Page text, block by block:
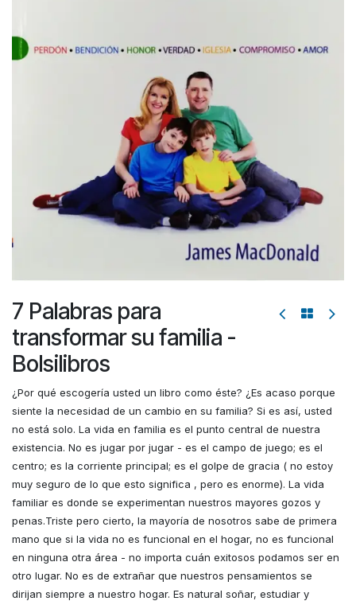
7 Palabras para
transformar su familia -
Bolsilibros
¿Por qué escogería usted un libro como éste? ¿Es acaso porque
siente la necesidad de un cambio en su familia? Si es así, usted
no está solo. La vida en familia es el punto central de nuestra
existencia. No es jugar por jugar - es el campo de juego; es el
centro; es la corriente principal; es el golpe de gracia ( no estoy
muy seguro de lo que esto significa , pero es enorme). La vida
familiar es donde se experimentan nuestros mayores gozos y
penas.Triste pero cierto, la mayoría de nosotros sabe de primera
mano que si la vida no es funcional en el hogar, no es funcional
en ninguna otra área - no importa cuán exitosos podamos ser en
otro lugar. No es de extrañar que nuestros pensamientos se
dirijan siempre a nuestro hogar. Es natural soñar, estudiar y